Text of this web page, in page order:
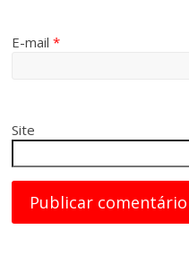
E-mail*
Site